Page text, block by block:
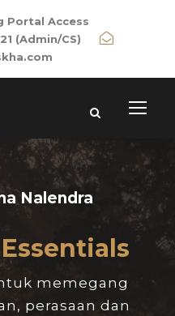
Portal Access
(Admin/CS)
Nalendra
memegang
perasaan dan